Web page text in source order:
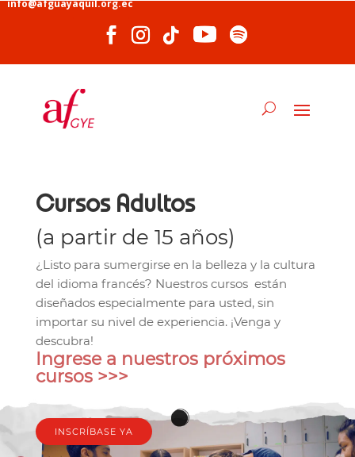
info@afguayaquil.org.ec
Cursos Adultos
(a partir de 15 años)
¿Listo para sumergirse en la belleza y la cultura
del idioma francés? Nuestros cursos están
diseñados especialmente para usted, sin
importar su nivel de experiencia. ¡Venga y
descubra!
Ingrese a nuestros próximos
cursos >>>
INSCRÍBASE YA